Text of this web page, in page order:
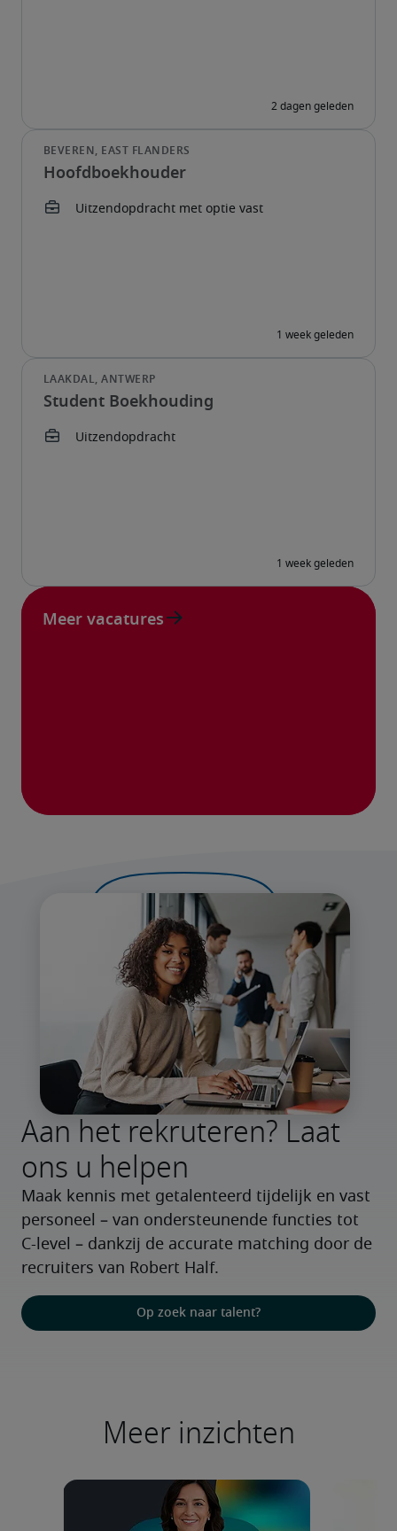
Hoofdboekhouder
Student Boekhouding
Meer vacatures
Aan het rekruteren? Laat
ons u helpen
Maak kennis met getalenteerd tijdelijk en vast
personeel – van ondersteunende functies tot
C-level – dankzij de accurate matching door de
recruiters van Robert Half.
Op zoek naar talent?
Meer inzichten